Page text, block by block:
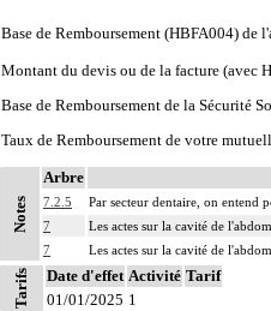
Base de Remboursement (HBFA004) de
Montant du devis ou de la facture (avec
Base de Remboursement de la Sécurité
Taux de Remboursement de votre
Notes
Arbre
7.2.5
Par secteur dentaire, on entend
7
Les actes sur la cavité de
7
Les actes sur la cavité de
Tarifs Date d'effet Activité Tarif
01/01/2025 1